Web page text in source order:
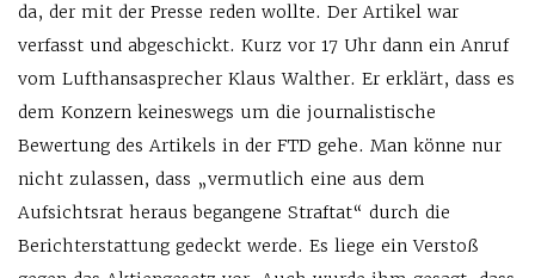
da, der mit der Presse reden wollte. Der Artikel war
verfasst und abgeschickt. Kurz vor 17 Uhr dann ein Anruf
vom Lufthansasprecher Klaus Walther. Er erklärt, dass es
dem Konzern keineswegs um die journalistische
Bewertung des Artikels in der FTD gehe. Man könne nur
nicht zulassen, dass „vermutlich eine aus dem
Aufsichtsrat heraus begangene Straftat“ durch die
Berichterstattung gedeckt werde. Es liege ein Verstoß